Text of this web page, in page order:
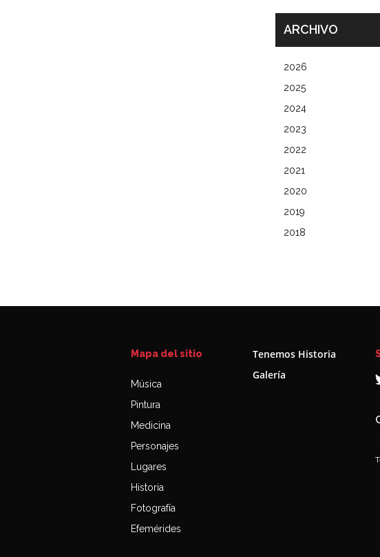
ARCHIVO
2026
2025
2024
2023
2022
2021
2020
2019
2018
Mapa del sitio
Música
Pintura
Medicina
Personajes
Lugares
Historia
Fotografía
Efemérides
Tenemos Historia
Galería